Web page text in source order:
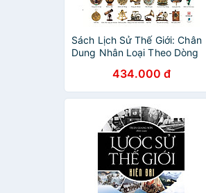
Sách Lịch Sử Thế Giới: Chân
Dung Nhân Loại Theo Dòng
434.000 đ